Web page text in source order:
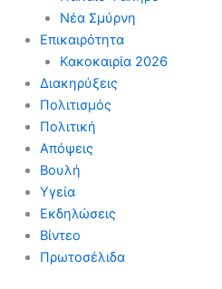
Νέα Σμύρνη
Επικαιρότητα
Κακοκαιρία 2026
Διακηρύξεις
Πολιτισμός
Πολιτική
Απόψεις
Βουλή
Υγεία
Εκδηλώσεις
Βίντεο
Πρωτοσέλιδα